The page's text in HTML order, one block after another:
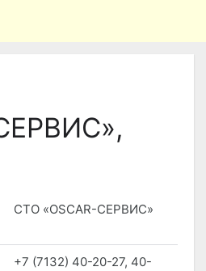
СТО «OSCAR-СЕРВИС»
+7 (7132) 40-20-27, 40-